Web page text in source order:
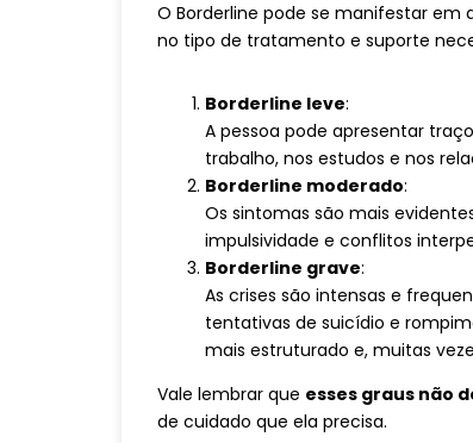
O Borderline pode se manifestar em
no tipo de tratamento e suporte
Borderline leve:
A pessoa pode apresentar
trabalho, nos estudos e nos
Borderline moderado:
Os sintomas são mais
impulsividade e conflitos
Borderline grave:
As crises são intensas e
tentativas de suicídio e
mais estruturado e, muitas
Vale lembrar que esses graus não
de cuidado que ela precisa.